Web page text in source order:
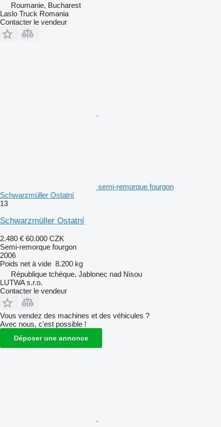
Roumanie, Bucharest
Laslo Truck Romania
Contacter le vendeur
semi-remorque fourgon
Schwarzmüller Ostatní
13
Schwarzmüller Ostatní
2.480 € 60.000 CZK
Semi-remorque fourgon
2006
Poids net à vide 8.200 kg
République tchèque, Jablonec nad Nisou
LUTWA s.r.o.
Contacter le vendeur
Vous vendez des machines et des véhicules ?
Avec nous, c'est possible !
Déposer une annonce